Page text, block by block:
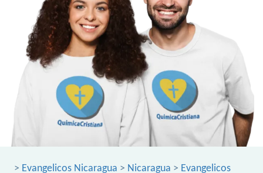
> Evangelicos Nicaragua > Nicaragua > Evangelicos